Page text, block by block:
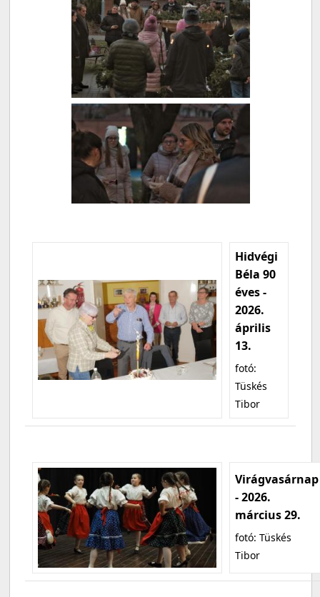
Hidvégi
Béla 90
éves -
2026.
április
13.
fotó:
Tüskés
Tibor
Virágvasárnap
- 2026.
március 29.
fotó: Tüskés
Tibor